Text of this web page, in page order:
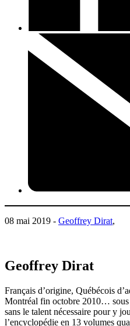
08 mai 2019 - Geoffrey Dirat,
Geoffrey Dirat
Français d’origine, Québécois
Montréal fin octobre 2010… sous
sans le talent nécessaire pour y
l’encyclopédie en 13 volumes